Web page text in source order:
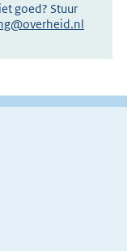
goed? Stuur